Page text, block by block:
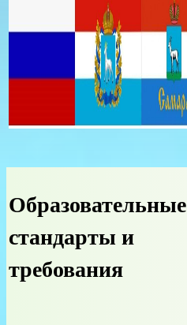
Образовательные
стандарты и
требования